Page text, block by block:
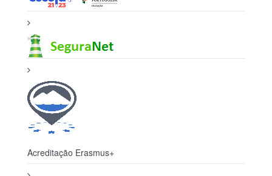
Acreditação Erasmus+